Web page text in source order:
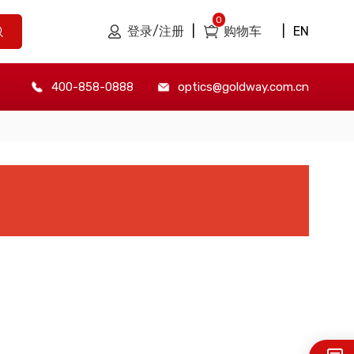
登录/注册 购物车
0
EN
400-858-0888 optics@goldway.com.cn